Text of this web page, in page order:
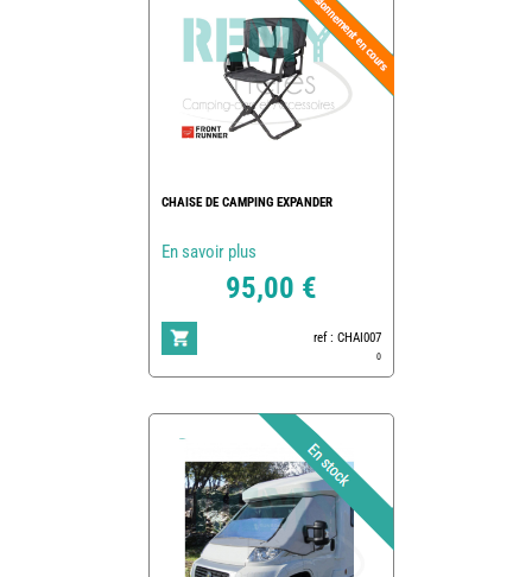
CHAISE DE CAMPING EXPANDER
En savoir plus
95,00 €
ref : CHAI007
0